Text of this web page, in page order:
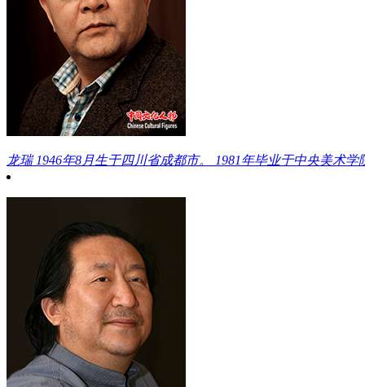
龙瑞 1946年8月生于四川省成都市。 1981年毕业于中央美术学